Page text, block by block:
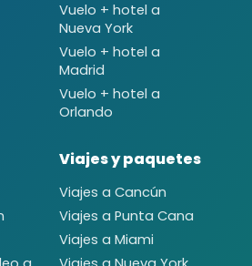
Vuelo + hotel a
Nueva York
Vuelo + hotel a
Madrid
Vuelo + hotel a
Orlando
Viajes y paquetes
Viajes a Cancún
Viajes a Punta Cana
Viajes a Miami